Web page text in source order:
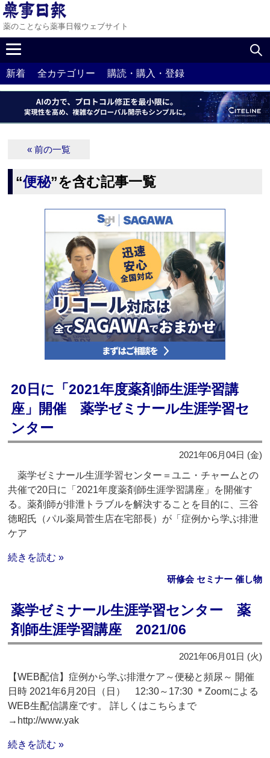
薬のことなら薬事日報ウェブサイト
新着 全カテゴリー 購読・購入・登録
« 前の一覧
“便秘”を含む記事一覧
20日に「2021年度薬剤師生涯学習講
座」開催 薬学ゼミナール生涯学習セ
ンター
2021年06月04日 (金)
薬学ゼミナール生涯学習センター＝ユニ・チャームとの
共催で20日に「2021年度薬剤師生涯学習講座」を開催す
る。薬剤師が排泄トラブルを解決することを目的に、三谷
徳昭氏（パル薬局菅生店在宅部長）が「症例から学ぶ排泄
ケア
続きを読む »
研修会 セミナー 催し物
薬学ゼミナール生涯学習センター 薬
剤師生涯学習講座 2021/06
2021年06月01日 (火)
【WEB配信】症例から学ぶ排泄ケア～便秘と頻尿～ 開催
日時 2021年6月20日（日） 12:30～17:30 ＊Zoomによる
WEB生配信講座です。 詳しくはこちらまで
→http://www.yak
続きを読む »